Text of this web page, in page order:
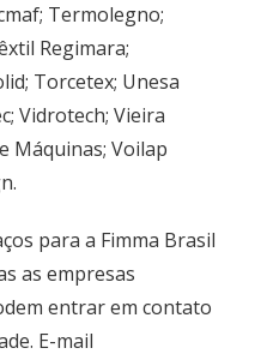
Termolegno;
Regimara;
Torcetex; Unesa
Vidrotech; Vieira
Máquinas; Voilap
para a Fimma Brasil
as empresas
entrar em contato
E-mail